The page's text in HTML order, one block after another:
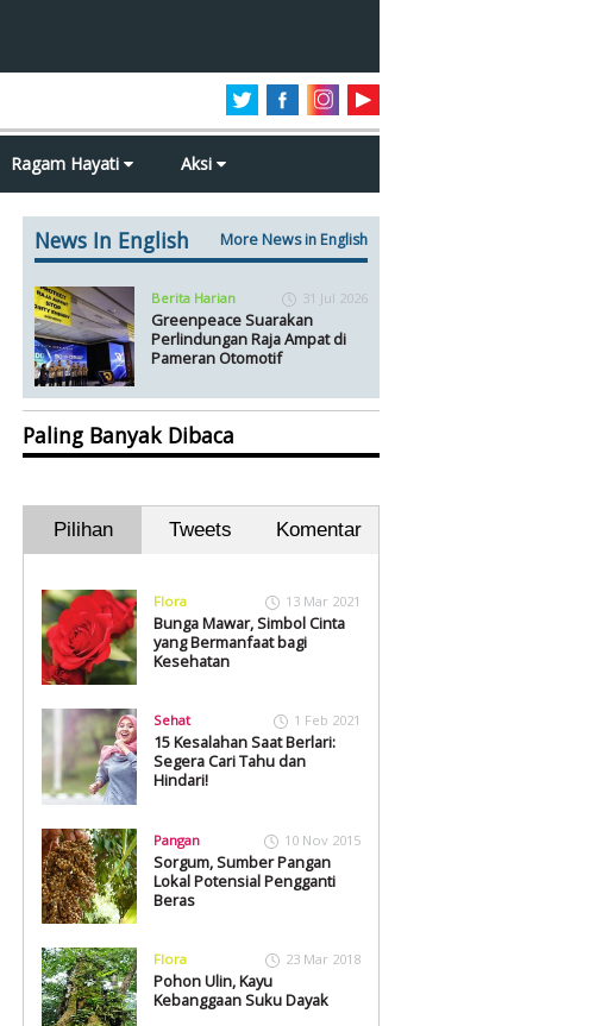
Ragam Hayati Aksi
News In English More News in English
Berita Harian 31 Jul 2026
Greenpeace Suarakan
Perlindungan Raja Ampat di
Pameran Otomotif
Paling Banyak Dibaca
Pilihan Tweets Komentar
Flora 13 Mar 2021
Bunga Mawar, Simbol Cinta
yang Bermanfaat bagi
Kesehatan
Sehat 1 Feb 2021
15 Kesalahan Saat Berlari:
Segera Cari Tahu dan
Hindari!
Pangan 10 Nov 2015
Sorgum, Sumber Pangan
Lokal Potensial Pengganti
Beras
Flora 23 Mar 2018
Pohon Ulin, Kayu
Kebanggaan Suku Dayak